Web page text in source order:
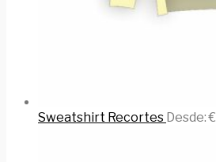
Sweatshirt Recortes Desde:€